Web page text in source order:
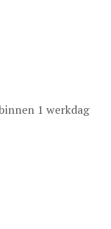
1 werkdag